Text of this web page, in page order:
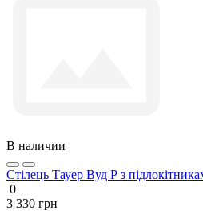
В наличии
Стілець Тауер Вуд Р з
0
3 330 грн